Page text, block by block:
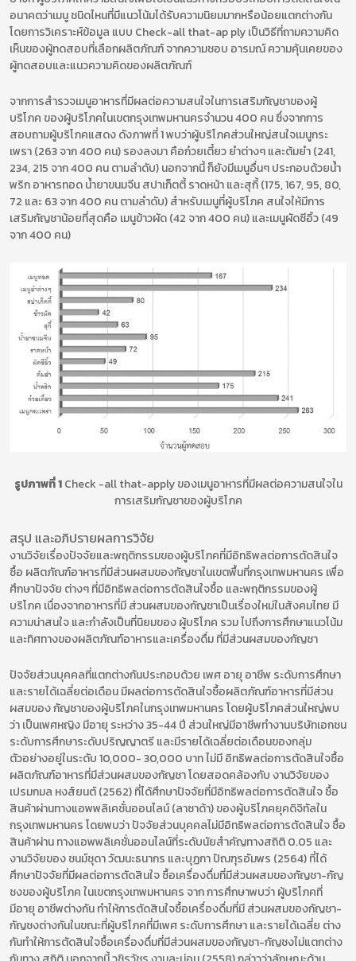
อนาคตว่าเมนู ชนิดไหนที่มีแนวโน้มได้รับความนิยมมากหรือน้อยแตกต่างกัน
โดยการวิเคราะห์ข้อมูล แบบ Check-all that-ap ply เป็นวิธีที่ถามความคิด
เห็นของผู้ทดสอบที่เลือกผลิตภัณฑ์ จากความชอบ อารมณ์ ความคุ้นเคยของ
ผู้ทดสอบและแนวความคิดของผลิตภัณฑ์
จากการสำรวจเมนูอาหารที่มีผลต่อความสนใจในการเสริมกัญชาของผู้
บริโภค ของผู้บริโภคในเขตกรุงเทพมหานครจำนวน 400 คน ซึ่งจากการ
สอบถามผู้บริโภคแสดง ดังภาพที่ 1 พบว่าผู้บริโภคส่วนใหญ่สนใจเมนูกระ
เพรา (263 จาก 400 คน) รองลงมา คือก๋วยเตี๋ยว ยำต่างๆ และต้มยำ (241,
234, 215 จาก 400 คน ตามลำดับ) นอกจากนี้ ก็ยังมีเมนูอื่นๆ ประกอบด้วยน้ำ
พริก อาหารทอด น้ำยาขนมจีน สปาเก็ตตี้ ราดหน้า และสุกี้ (175, 167, 95, 80,
72 และ 63 จาก 400 คน ตามลำดับ) สำหรับเมนูที่ผู้บริโภค สนใจให้มีการ
เสริมกัญชาน้อยที่สุดคือ เมนูข้าวผัด (42 จาก 400 คน) และเมนูผัดซีอิ้ว (49
จาก 400 คน)
รูปภาพที่ 1Check -all that-apply ของเมนูอาหารที่มีผลต่อความสนใจใน
การเสริมกัญชาของผู้บริโภค
สรุป และอภิปรายผลการวิจัย
งานวิจัยเรื่องปัจจัยและพฤติกรรมของผู้บริโภคที่มีอิทธิพลต่อการตัดสินใจ
ซื้อ ผลิตภัณฑ์อาหารที่มีส่วนผสมของกัญชาในเขตพื้นที่กรุงเทพมหานคร เพื่อ
ศึกษาปัจจัย ต่างๆ ที่มีอิทธิพลต่อการตัดสินใจซื้อ และพฤติกรรมของผู้
บริโภค เนื่องจากอาหารที่มี ส่วนผสมของกัญชาเป็นเรื่องใหม่ในสังคมไทย มี
ความน่าสนใจ และกำลังเป็นที่นิยมของ ผู้บริโภค รวม ไปถึงการศึกษาแนวโน้ม
และทิศทางของผลิตภัณฑ์อาหารและเครื่องดื่ม ที่มีส่วนผสมของกัญชา
ปัจจัยส่วนบุคคลที่แตกต่างกันประกอบด้วย เพศ อายุ อาชีพ ระดับการศึกษา
และรายได้เฉลี่ยต่อเดือน มีผลต่อการตัดสินใจซื้อผลิตภัณฑ์อาหารที่มีส่วน
ผสมของ กัญชาของผู้บริโภคในกรุงเทพมหานคร โดยผู้บริโภคส่วนใหญ่พบ
ว่า เป็นเพศหญิง มีอายุ ระหว่าง 35-44 ปี ส่วนใหญ่มีอาชีพทำงานบริษัทเอกชน
ระดับการศึกษาระดับปริญญาตรี และมีรายได้เฉลี่ยต่อเดือนของกลุ่ม
ตัวอย่างอยู่ในระดับ 10,000- 30,000 บาท ไม่มี อิทธิพลต่อการตัดสินใจซื้อ
ผลิตภัณฑ์อาหารที่มีส่วนผสมของกัญชา โดยสอดคล้องกับ งานวิจัยของ
เปรมกมล หงส์ยนต์ (2562) ที่ได้ศึกษาปัจจัยที่มีอิทธิพลต่อการตัดสินใจ ชื้อ
สินค้าผ่านทางแอพพลิเคชั่นออนไลน์ (ลาซาด้า) ของผู้บริโภคยุคดิจิทัลใน
กรุงเทพมหานคร โดยพบว่า ปัจจัยส่วนบุคคลไม่มีอิทธิพลต่อการตัดสินใจ ซื้อ
สินค้าผ่าน ทางแอพพลิเคชั่นออนไลน์ที่ระดับนัยสำคัญทางสถิติ 0.05 และ
งานวิจัยของ ชนม์ชุดา วัฒนะธนากร และบุฏกา ปัณฑุรอัมพร (2564) ที่ได้
ศึกษาปัจจัยที่มีผลต่อการตัดสินใจ ซื้อเครื่องดื่มที่มีส่วนผสมของกัญชา-กัญ
ชงของผู้บริโภค ในเขตกรุงเทพมหานคร จาก การศึกษาพบว่า ผู้บริโภคที่
มีอายุ อาชีพต่างกัน ทำให้การตัดสินใจซื้อเครื่องดื่มที่มี ส่วนผสมของกัญชา-
กัญชงต่างกันในขณะที่ผู้บริโภคที่มีเพศ ระดับการศึกษา และรายได้เฉลี่ย ต่าง
กันทำให้การตัดสินใจซื้อเครื่องดื่มที่มีส่วนผสมของกัญชา-กัญชงไม่แตกต่าง